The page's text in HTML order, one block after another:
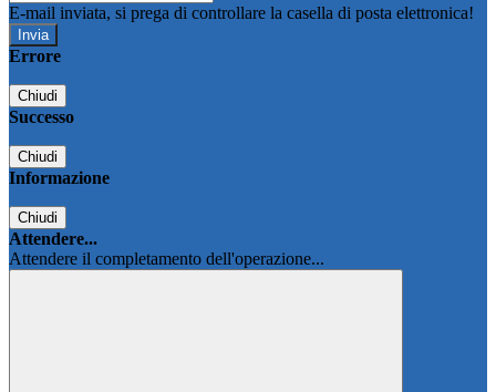
E-mail inviata, si prega di controllare la casella di posta elettronica!
Errore
Chiudi
Successo
Chiudi
Informazione
Chiudi
Attendere...
Attendere il completamento dell'operazione...